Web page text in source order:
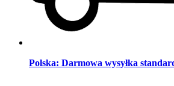
Polska: Darmowa wysyłka